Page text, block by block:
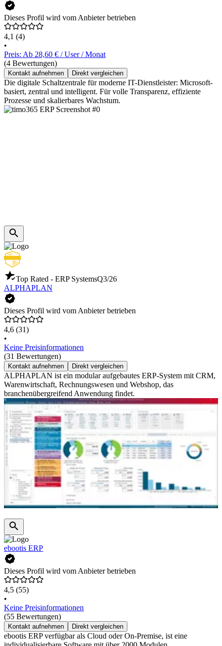
Dieses Profil wird vom Anbieter betrieben
4,1 (4)
•
Preis: Ab 28,60 € / User / Monat
(4 Bewertungen)
Kontakt aufnehmen Direkt vergleichen
Die digitale Schaltzentrale für moderne IT-Dienstleister: Microsoft-
basiert, zentral und intelligent. Für volle Transparenz, effiziente
Prozesse und skalierbares Wachstum.
Top Rated - ERP SystemsQ3/26
ALPHAPLAN
Dieses Profil wird vom Anbieter betrieben
4,6 (31)
•
Keine Preisinformationen
(31 Bewertungen)
Kontakt aufnehmen Direkt vergleichen
ALPHAPLAN ist ein modular aufgebautes ERP-System mit CRM,
Warenwirtschaft, Rechnungswesen und Webshop, das
branchenübergreifend Anwendung findet.
ebootis ERP
Dieses Profil wird vom Anbieter betrieben
4,5 (55)
•
Keine Preisinformationen
(55 Bewertungen)
Kontakt aufnehmen Direkt vergleichen
ebootis ERP verfügbar als Cloud oder On-Premise, ist eine